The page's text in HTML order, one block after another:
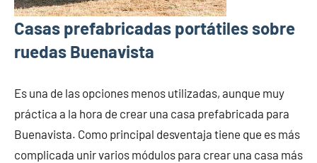
Casas prefabricadas portátiles sobre
ruedas Buenavista
Es una de las opciones menos utilizadas, aunque muy
práctica a la hora de crear una casa prefabricada para
Buenavista. Como principal desventaja tiene que es más
complicada unir varios módulos para crear una casa más